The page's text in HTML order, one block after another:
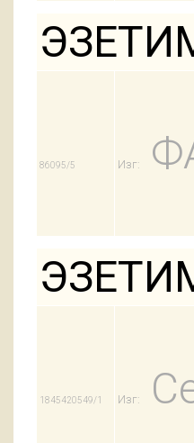
86095/5 Изг:
1845420549/1 Изг: